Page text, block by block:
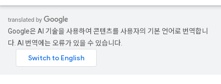
Google은 AI 기술을 사용하여 콘텐츠를 사용자의 기본 언어로 번역합니
다. AI 번역에는 오류가 있을 수 있습니다.